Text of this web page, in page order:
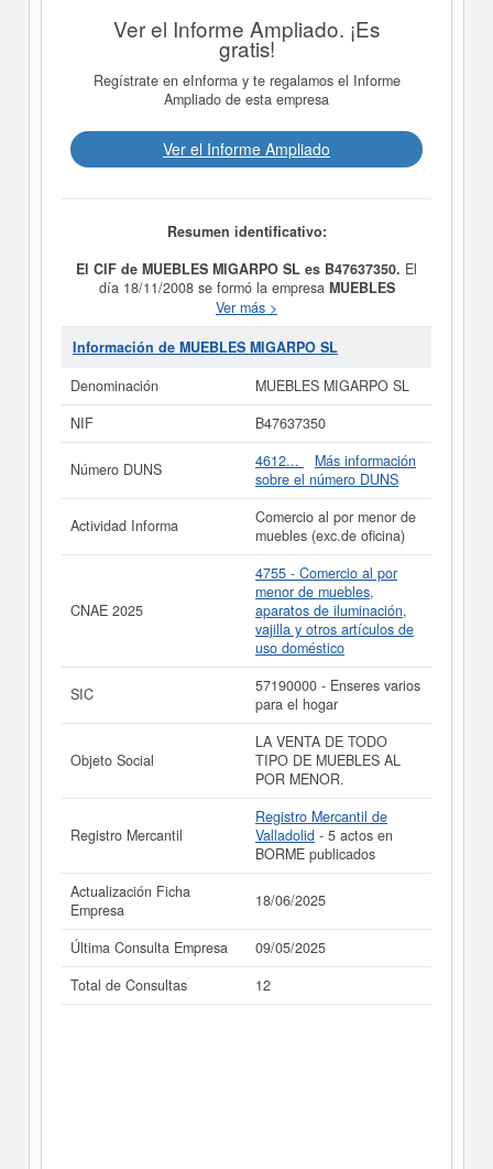
Ver el Informe Ampliado. ¡Es
gratis!
Regístrate en eInforma y te regalamos el Informe
Ampliado de esta empresa
Ver el Informe Ampliado
Resumen identificativo:
El CIF de MUEBLES MIGARPO SL es B47637350. El
día 18/11/2008 se formó la empresa MUEBLES
con la finalidad de LA VENTA DE TODO
TIPO DE MUEBLES AL POR MENOR.. Está dentro de
la categoría CNAE 4755 - Comercio al por menor de
artículos de uso doméstico. La empresaMUEBLES
correspondiente a la actividad 57190000. La ficha
visualización es del 09/05/2025. Esta empresa y otras
similiares pueden aspirar a algunas subvenciones.
Descubra a cuales desde aquí. Su capital se sitúa
alrededor de 3.100 a 60.000 €. El número de actos
publicados en el BORME sobre esta empresa es de 5 y
figura en el Registro Mercantil de Valladolid.
Si está interesado en conocer más datos de la empresa
MUEBLES MIGARPO SL puedeacceder
inmediatamente a este Informe ampliadode MUEBLES
MIGARPO SL y consultar los resultados de sus años de
actividad, así como los balances y cuentas de
La última actualización del informe de empresa se ha
realizado el 18/06/2025.
Ver más >
Información de MUEBLES MIGARPO SL
Denominación
MUEBLES MIGARPO SL
NIF
B47637350
Número DUNS 4612...
Más información
sobre el número DUNS
Actividad Informa
Comercio al por menor de
muebles (exc.de oficina)
CNAE 2025
4755 - Comercio al por
menor de muebles,
aparatos de iluminación,
vajilla y otros artículos de
uso doméstico
SIC
57190000 - Enseres varios
para el hogar
Objeto Social
LA VENTA DE TODO
TIPO DE MUEBLES AL
POR MENOR.
Registro Mercantil
Registro Mercantil de
Valladolid - 5 actos en
BORME publicados
Actualización Ficha
Empresa
18/06/2025
Última Consulta Empresa
09/05/2025
Total de Consultas
12